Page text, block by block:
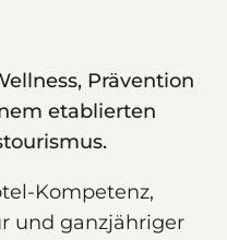
Prävention
etablierten
Kompetenz,
und ganzjähriger